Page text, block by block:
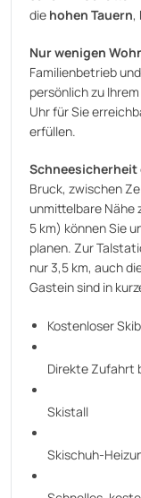
die hohen Tauern,
Nur wenigen
Familienbetrieb
persönlich zu
Uhr für Sie
erfüllen.
Bruck, zwischen
unmittelbare Nähe
5 km) können Sie
planen. Zur
nur 3,5 km, auch
Gastein sind in
Kostenloser
Direkte Zufahrt
Skistall
Skischuh-